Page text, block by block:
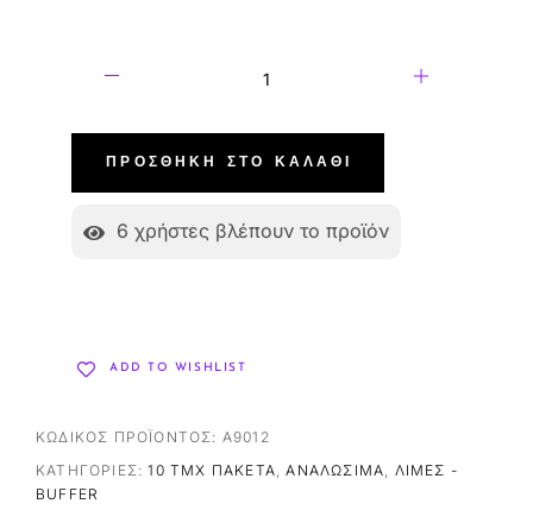
ΠΡΟΣΘΉΚΗ ΣΤΟ ΚΑΛΆΘΙ
6 χρήστες βλέπουν το προϊόν
ADD TO WISHLIST
ΚΩΔΙΚΌΣ ΠΡΟΪΌΝΤΟΣ: A9012
ΚΑΤΗΓΟΡΊΕΣ:10 ΤΜΧ ΠΑΚΈΤΑ ,ΑΝΑΛΏΣΙΜΑ
ΛΊΜΕΣ -
BUFFER